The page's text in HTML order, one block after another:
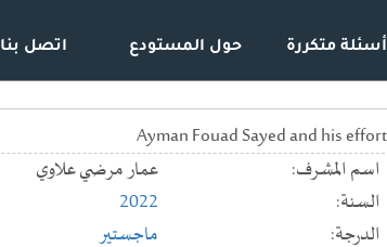
أسئلة متكررة حول المستودع اتصل بنا
اسم المشرف:
عمار مرضي علاوي
السنة:
2022
الدرجة:
ماجستير